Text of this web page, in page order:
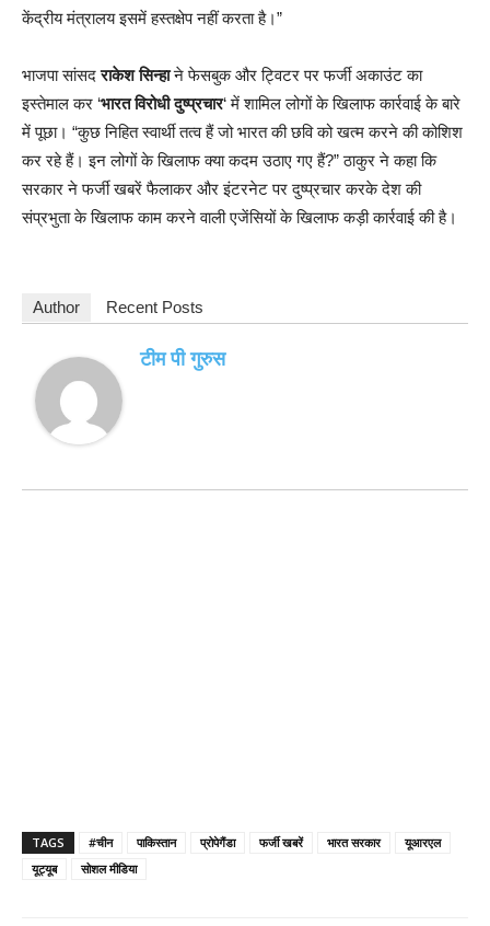
केंद्रीय मंत्रालय इसमें हस्तक्षेप नहीं करता है।”
भाजपा सांसदराकेश सिन्हाने फेसबुक और ट्विटर पर फर्जी अकाउंट का
इस्तेमाल कर ‘भारत विरोधी दुष्प्रचार‘ में शामिल लोगों के खिलाफ कार्रवाई के बारे
में पूछा। “कुछ निहित स्वार्थी तत्व हैं जो भारत की छवि को खत्म करने की कोशिश
कर रहे हैं। इन लोगों के खिलाफ क्या कदम उठाए गए हैं?” ठाकुर ने कहा कि
सरकार ने फर्जी खबरें फैलाकर और इंटरनेट पर दुष्प्रचार करके देश की
संप्रभुता के खिलाफ काम करने वाली एजेंसियों के खिलाफ कड़ी कार्रवाई की है।
Author Recent Posts
टीम पी गुरुस
TAGS #चीन पाकिस्तान प्रोपेगैंडा फर्जी खबरें भारत सरकार
यूआरएल
यूट्यूब
सोशल मीडिया